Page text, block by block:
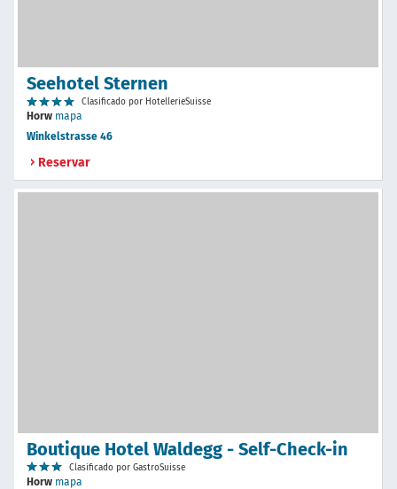
Seehotel Sternen
Clasificado por HotellerieSuisse
Horw mapa
Winkelstrasse 46
Reservar
Boutique Hotel Waldegg - Self-Check-in
Clasificado por GastroSuisse
Horw mapa